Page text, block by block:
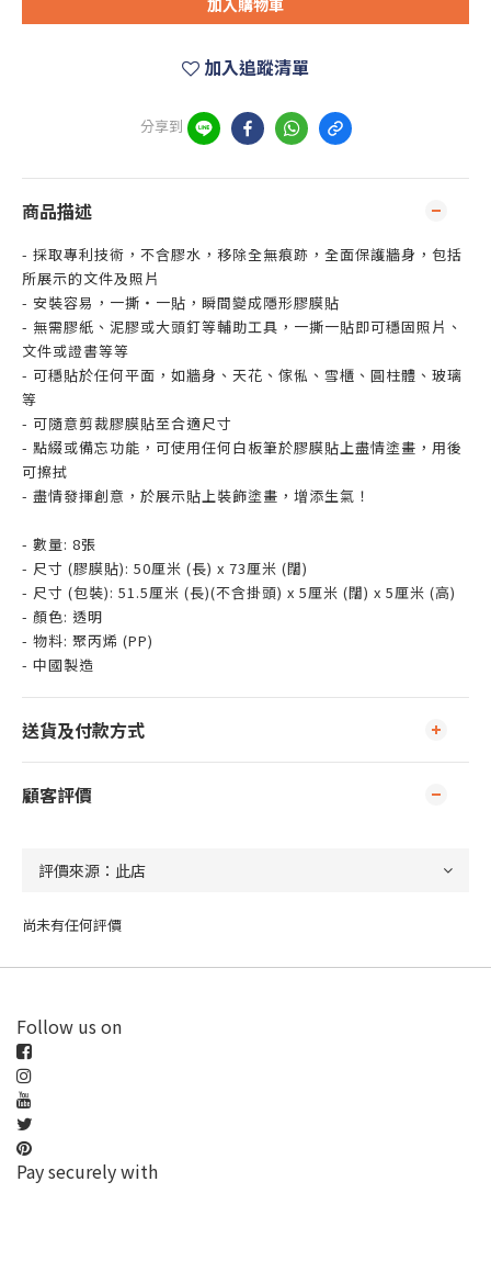
加入購物車
加入追蹤清單
分享到
商品描述
- 採取專利技術，不含膠水，移除全無痕跡，全面保護牆身，包括
所展示的文件及照片
- 安裝容易，一撕‧一貼，瞬間變成隱形膠膜貼
- 無需膠紙、泥膠或大頭釘等輔助工具，一撕一貼即可穩固照片、
文件或證書等等
- 可穩貼於任何平面，如牆身、天花、傢俬、雪櫃、圓柱體、玻璃
等
- 可隨意剪裁膠膜貼至合適尺寸
- 點綴或備忘功能，可使用任何白板筆於膠膜貼上盡情塗畫，用後
可擦拭
- 盡情發揮創意，於展示貼上裝飾塗畫，增添生氣！
- 數量: 8張
- 尺寸 (膠膜貼): 50厘米 (長) x 73厘米 (闊)
- 尺寸 (包裝): 51.5厘米 (長)(不含掛頭) x 5厘米 (闊) x 5厘米 (高)
- 顏色: 透明
- 物料: 聚丙烯 (PP)
- 中國製造
送貨及付款方式
顧客評價
尚未有任何評價
Follow us on
Pay securely with